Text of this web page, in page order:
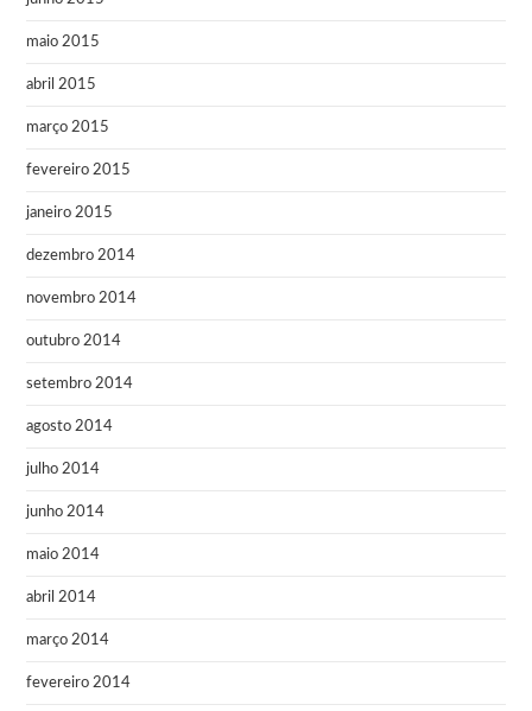
maio 2015
abril 2015
março 2015
fevereiro 2015
janeiro 2015
dezembro 2014
novembro 2014
outubro 2014
setembro 2014
agosto 2014
julho 2014
junho 2014
maio 2014
abril 2014
março 2014
fevereiro 2014